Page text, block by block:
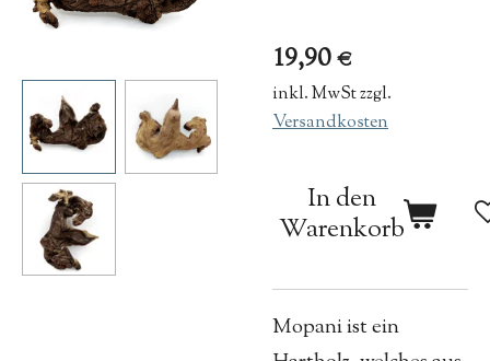
19,90 €
inkl. MwSt zzgl.
Versandkosten
In den
Warenkorb
Mopani ist ein